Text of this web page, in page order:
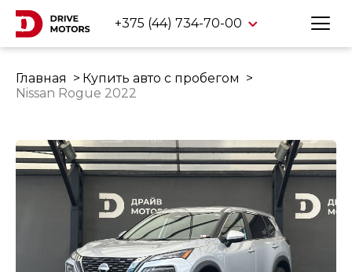
+375 (44) 734-70-00
Главная
Купить авто с пробегом
Nissan Rogue 2022